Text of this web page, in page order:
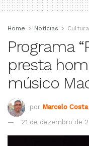
Home Notícias Cultura
Programa
presta
músico
por Marcelo
21 de dezembro de